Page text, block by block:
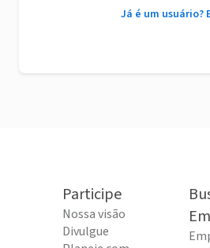
Já é um usuário?
Participe
Nossa visão
Divulgue